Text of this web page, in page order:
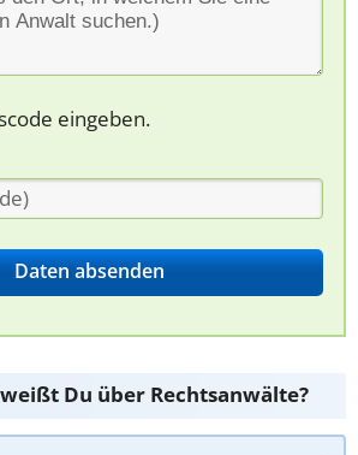
eingeben.
weißt Du über Rechtsanwälte?